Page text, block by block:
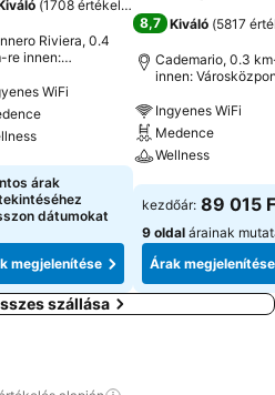
(1708 értékelés
Riviera, 0.4
re innen:
WiFi
megjelenítése
árak
dátumokat
megjelenítése
8,7 Kiváló (5817
Cademario, 0.3
innen:
Ingyenes WiFi
Medence
Wellness
Árak
kezdőár: 89 015
9 oldal árainak
Árak megjelenítése
szállása